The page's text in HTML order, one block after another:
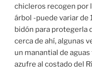
chicleros recogen por
árbol -puede variar de
bidón para protegerla
cerca de ahí, algunas
un manantial de
azufre al costado del